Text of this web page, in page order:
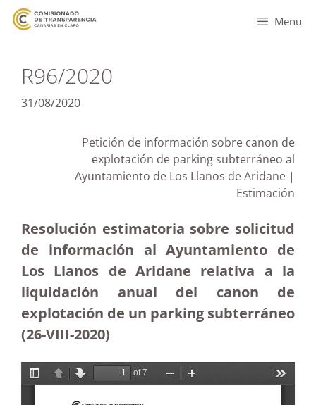
Menu
R96/2020
31/08/2020
Petición de información sobre canon de
explotación de parking subterráneo al
Ayuntamiento de Los Llanos de Aridane |
Estimación
Resolución estimatoria sobre solicitud
de información al Ayuntamiento de
Los Llanos de Aridane relativa a la
liquidación anual del canon de
explotación de un parking subterráneo
(26-VIII-2020)